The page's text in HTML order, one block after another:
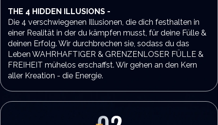
THE 4 HIDDEN ILLUSIONS -
Die 4 verschwiegenen Illusionen, die dich festhalten in
einer Realität in der du kämpfen musst, für deine Fülle &
deinen Erfolg. Wir durchbrechen sie, sodass du das
Leben WAHRHAFTIGER & GRENZENLOSER FÜLLE &
FREIHEIT mühelos erschaffst. Wir gehen an den Kern
aller Kreation - die Energie.